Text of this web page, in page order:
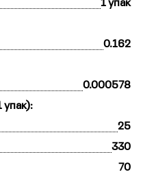
1 упак
0.162
0.000578
упак):
25
330
70